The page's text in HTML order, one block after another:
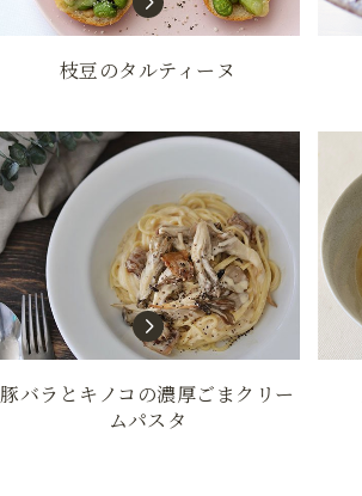
枝豆のタルティーヌ
豚バラとキノコの濃厚ごまクリー
ムパスタ